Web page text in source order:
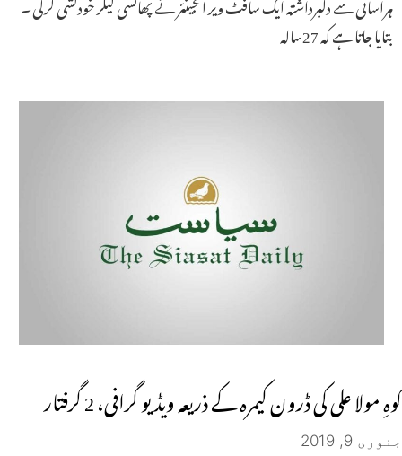
بتایا جاتا ہے کہ 27سالہ
کوہِ مولا علی کی ڈرون کیمرہ کے ذریعہ ویڈیو گرافی، 2 گرفتار
جنوری 9, 2019